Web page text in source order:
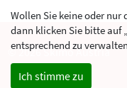
© 2026 Skimo Austria
Wollen Sie keine oder nur
dann klicken Sie bitte auf „
entsprechend zu
Ich stimme zu